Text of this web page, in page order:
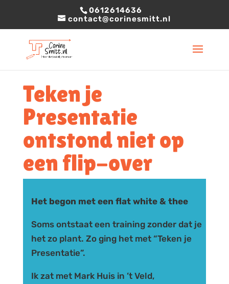
0612614636
contact@corinesmitt.nl
Teken je
Presentatie
ontstond niet op
een flip-over
Het begon met een flat white & thee
Soms ontstaat een training zonder dat je
het zo plant. Zo ging het met “Teken je
Presentatie”.
Ik zat met Mark Huis in ’t Veld,